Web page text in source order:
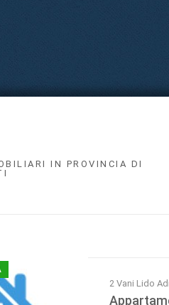
IN PROVINCIA DI
2 Vani Lido